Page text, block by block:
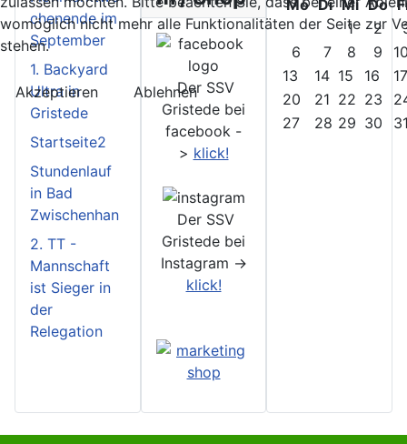
chenende im
September
1. Backyard
Ultra in
Gristede
Startseite2
Stundenlauf
in Bad
Zwischenhan
2. TT -
Mannschaft
ist Sieger in
der
Relegation
Der SSV
Gristede bei
facebook -
> klick!
Der SSV
Gristede bei
Instagram ->
klick!
MoDiMi Do
1
2
6
7 8 9
13
14 15 16
20
21 22 23
27
28 29 30
womöglich nicht mehr alle Funktionalitäten der Seite zur
stehen.
Akzeptieren Ablehnen